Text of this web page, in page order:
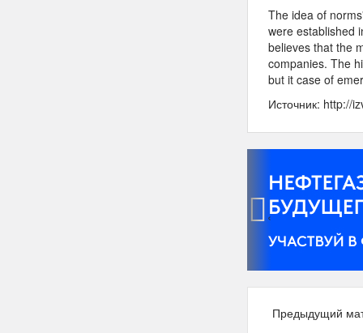
The idea of
were established
believes that the
companies. The
but it case of
Источник: http://
‹
Предыдущий